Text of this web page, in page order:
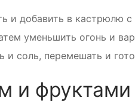
и добавить в кастрюлю
уменьшить огонь и
и соль, перемешать и
и фруктами